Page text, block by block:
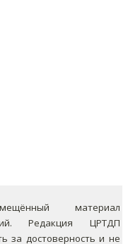
материал
Редакция ЦРТДП
за достоверность и не